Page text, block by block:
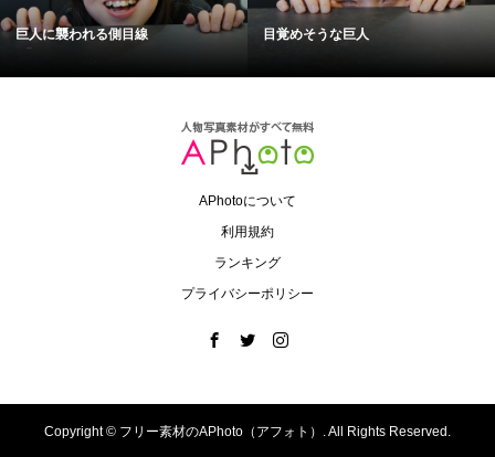
巨人に襲われる側目線 目覚めそうな巨人
APhotoについて
利用規約
ランキング
プライバシーポリシー
Copyright © フリー素材のAPhoto（アフォト）. All Rights Reserved.